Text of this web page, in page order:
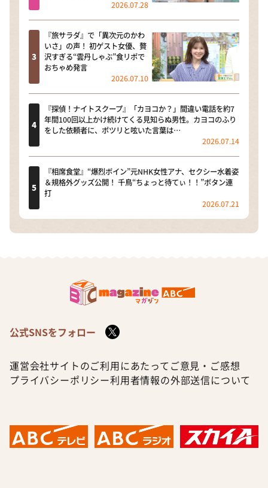
2026.07.28
『旅サラダ』で「異次元のかわ
いさ」の声！ 初ゲスト女優、贅
沢すぎる“雲丹しゃぶ”食リポで
おちゃめ発言
2026.07.10
『探偵！ナイトスクープ』「カヨコか？」間違い電話を約7
年間100回以上かけ続けてくる見知らぬ男性。カヨコのふり
をした依頼者に、ポツリと呟いた言葉は…
2026.07.14
『相席食堂』“爆烈ボイン”元NHK女性アナ、セクシー水着姿
＆規格外グッズ公開！ 千鳥“ちょっと待てぃ！！”ボタン連
打
2026.07.21
公式SNSをフォロー
運営会社サイトのご利用にあたって ご意見・ご感想
プライバシーポリシー利用者情報の外部送信について